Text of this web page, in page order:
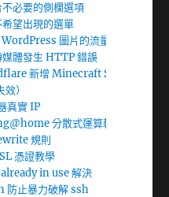
必要的側欄選項
望出現的選單
圖片的流量
體發生 HTTP 錯誤
新增 Minecraft SRV 紀錄
）
真實 IP
分散式運算軟體
規則
憑證教學
in use 解決
防止暴力破解 ssh